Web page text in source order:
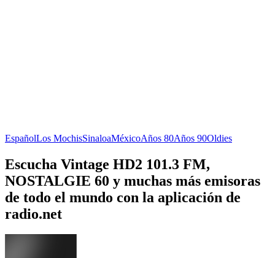
EspañolLos MochisSinaloaMéxicoAños 80Años 90Oldies
Escucha Vintage HD2 101.3 FM,
NOSTALGIE 60 y muchas más emisoras
de todo el mundo con la aplicación de
radio.net